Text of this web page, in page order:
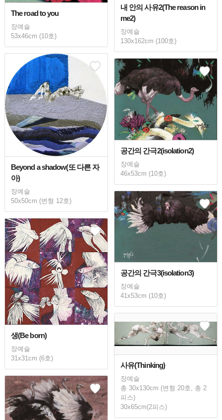
The road to you
장예슬
53x46cm (10호)
내 안의 사유2(The reason in
me2)
장예슬
130x162cm (100호)
Beyond a shadow(또 다른 자
아)
장예슬
50x50cm (변형 12호)
공간의 간극2(isolation2)
장예슬
46x53cm (10호)
공간의 간극3(isolation3)
장예슬
41x53cm (10호)
생(Be born)
장예슬
31x31cm (6호)
사유(Thinking)
장예슬
총 30x130cm (변형 20호, 총 2
피스)
30x65cm(2피스)